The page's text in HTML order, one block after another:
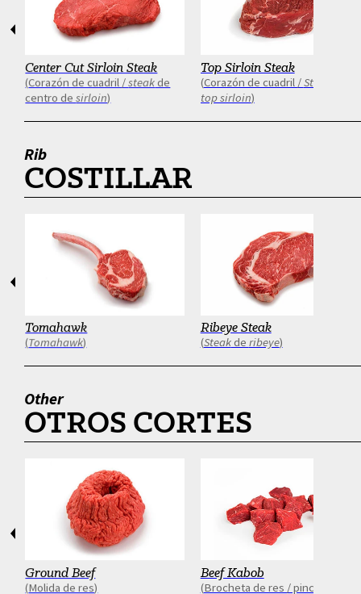
Center Cut Sirloin Steak
Corazón de cuadril /steakde
centro desirloin
Top Sirloin Steak
Corazón de cuadril /Steak
top sirloin
Anterior
Rib
COSTILLAR
Tomahawk
Tomahawk
Ribeye Steak
Steakde ribeye
Other
OTROS CORTES
Ground Beef
Molida de res
Beef Kabob
Brocheta de res / pinchos de